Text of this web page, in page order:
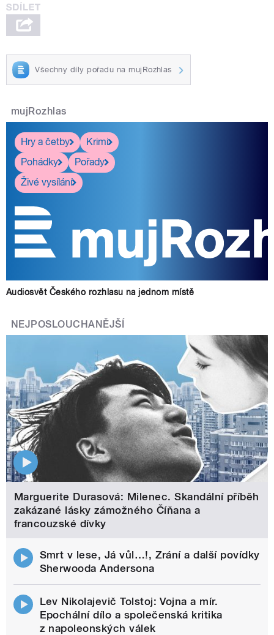
pause
Všechny díly pořadu na mujRozhlas
mujRozhlas
Hry a četby
Krimi
Pohádky
Pořady
Živé vysílání
Audiosvět Českého rozhlasu na jednom místě
NEJPOSLOUCHANĚJŠÍ
Marguerite Durasová: Milenec. Skandální příběh
zakázané lásky zámožného Číňana a
francouzské dívky
Smrt v lese, Já vůl…!, Zrání a další povídky
Sherwooda Andersona
Lev Nikolajevič Tolstoj: Vojna a mír.
Epochální dílo a společenská kritika
z napoleonských válek